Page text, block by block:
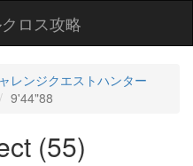
ロス攻略
レンジクエストハンター
9'44"88
(55)